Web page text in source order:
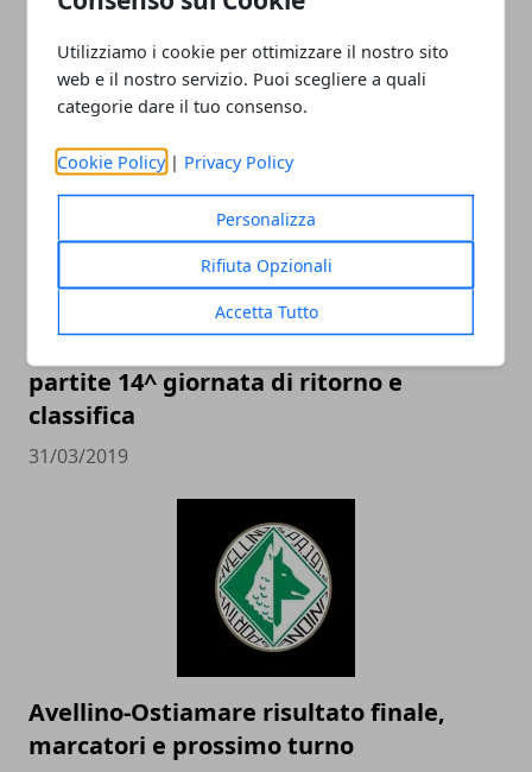
Utilizziamo i cookie per ottimizzare il nostro sito
web e il nostro servizio. Puoi scegliere a quali
categorie dare il tuo consenso.
Cookie Policy | Privacy Policy
Personalizza
Rifiuta Opzionali
Accetta Tutto
ARTICOLI CORRELATI
partite 14^ giornata di ritorno e
classifica
31/03/2019
Avellino-Ostiamare risultato finale,
marcatori e prossimo turno